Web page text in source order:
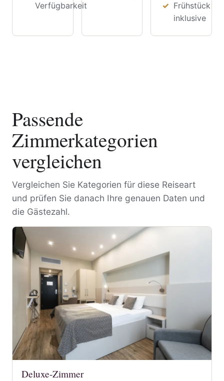
Verfügbarkeit
Frühstück
inklusive
Passende
Zimmerkategorien
vergleichen
Vergleichen Sie Kategorien für diese Reiseart
und prüfen Sie danach Ihre genauen Daten und
die Gästezahl.
Deluxe-Zimmer